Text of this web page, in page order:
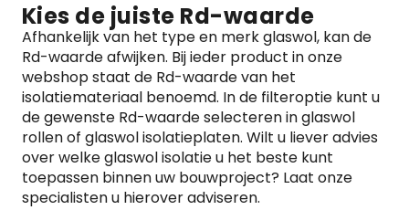
Kies de juiste Rd-waarde
Afhankelijk van het type en merk glaswol, kan de
Rd-waarde afwijken. Bij ieder product in onze
webshop staat de Rd-waarde van het
isolatiemateriaal benoemd. In de filteroptie kunt u
de gewenste Rd-waarde selecteren in glaswol
rollen of glaswol isolatieplaten. Wilt u liever advies
over welke glaswol isolatie u het beste kunt
toepassen binnen uw bouwproject? Laat onze
specialisten u hierover adviseren.